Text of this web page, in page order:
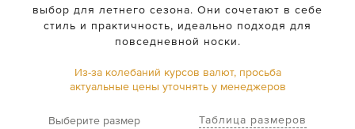
выбор для летнего сезона. Они сочетают в себе
стиль и практичность, идеально подходя для
повседневной носки.
Из-за колебаний курсов валют, просьба
актуальные цены уточнять у менеджеров
Выберите размер Таблица размеров